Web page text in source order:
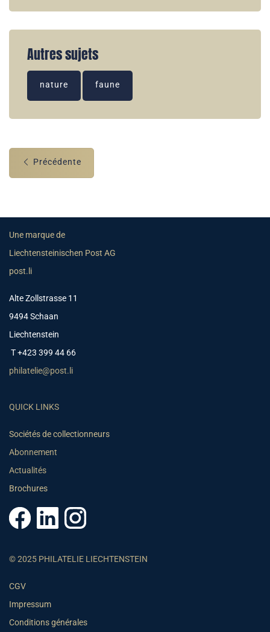
Autres sujets
nature faune
Précédente
Une marque de
Liechtensteinischen Post AG
post.li
Alte Zollstrasse 11
9494 Schaan
Liechtenstein
T +423 399 44 66
philatelie@post.li
QUICK LINKS
Sociétés de collectionneurs
Abonnement
Actualités
Brochures
© 2025 PHILATELIE LIECHTENSTEIN
CGV
Impressum
Conditions générales